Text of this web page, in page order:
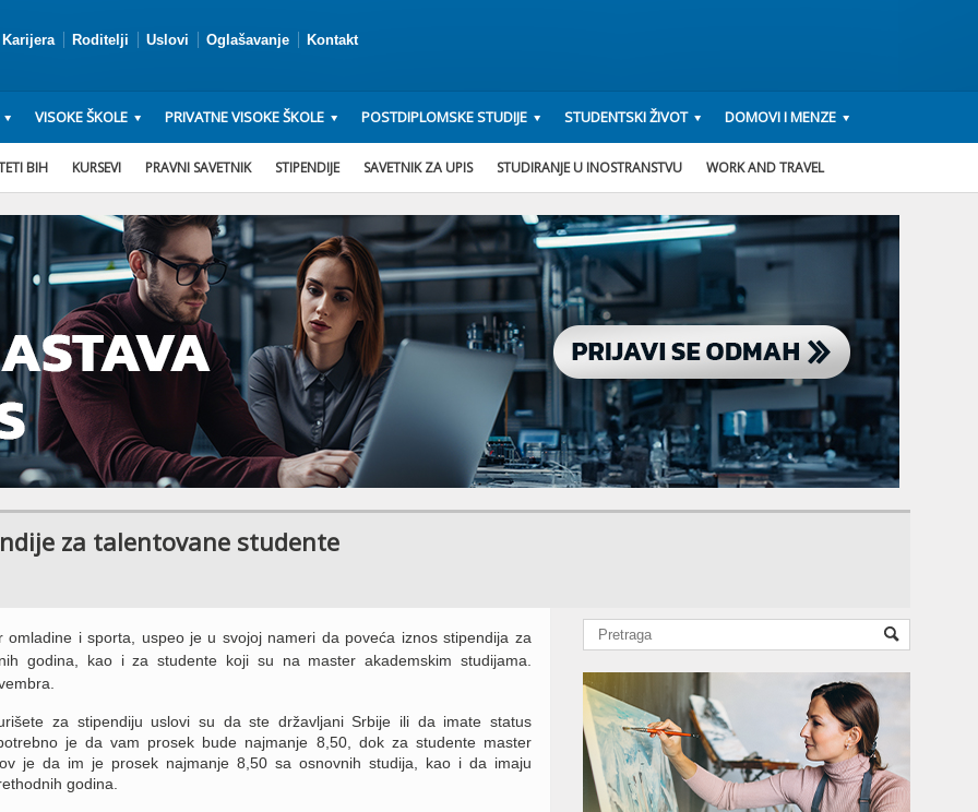
Karijera Roditelji Uslovi Oglašavanje Kontakt
VISOKE ŠKOLE PRIVATNE VISOKE ŠKOLE POSTDIPLOMSKE STUDIJE STUDENTSKI ŽIVOT DOMOVI I MENZE
BIH KURSEVI PRAVNI SAVETNIK STIPENDIJE SAVETNIK ZA UPIS STUDIRANJE U INOSTRANSTVU WORK AND TRAVEL
za talentovane studente
omladine i sporta, uspeo je u svojoj nameri da poveća iznos stipendija za
godina, kao i za studente koji su na master akademskim studijama.
za stipendiju uslovi su da ste državljani Srbije ili da imate status
je da vam prosek bude najmanje 8,50, dok za studente master
je da im je prosek najmanje 8,50 sa osnovnih studija, kao i da imaju
godina.